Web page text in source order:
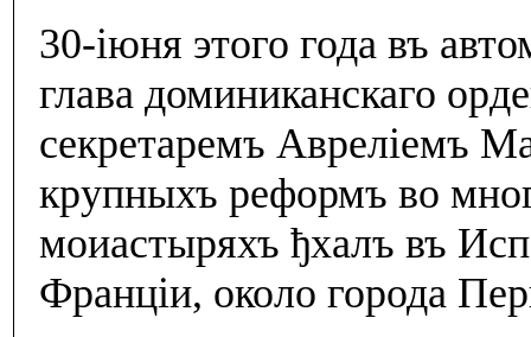
30-iюня этого года въ
глава доминиканскаго
секретаремъ Аврелiемъ
крупныхъ реформъ во
моиастыряхъ ђхалъ въ
Францiи, около города